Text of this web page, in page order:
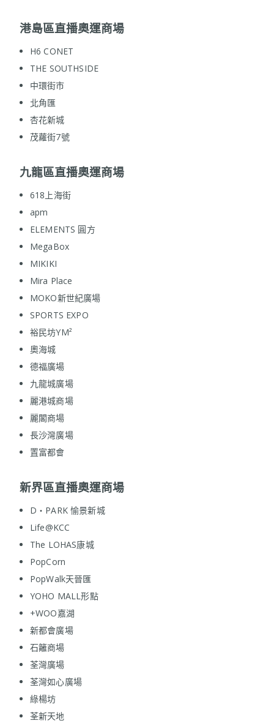
港島區直播奧運商場
H6 CONET
THE SOUTHSIDE
中環街市
北角匯
杏花新城
茂蘿街7號
九龍區直播奧運商場
618上海街
apm
ELEMENTS 圓方
MegaBox
MIKIKI
Mira Place
MOKO新世紀廣場
SPORTS EXPO
裕民坊YM²
奧海城
德福廣場
九龍城廣場
麗港城商場
麗閣商場
長沙灣廣場
置富都會
新界區直播奧運商場
D‧PARK 愉景新城
Life@KCC
The LOHAS康城
PopCorn
PopWalk天晉匯
YOHO MALL形點
+WOO嘉湖
新都會廣場
石籬商場
荃灣廣場
荃灣如心廣場
綠楊坊
荃新天地